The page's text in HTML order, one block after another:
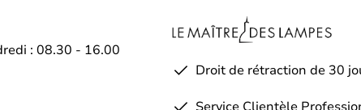
: 08.30 - 16.00
Droit de rétraction de 30
Service Clientèle